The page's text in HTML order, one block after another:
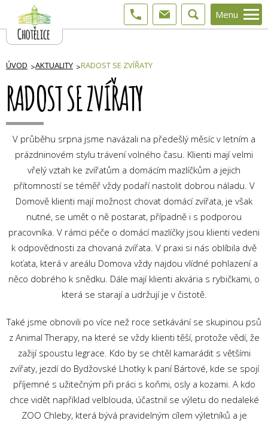
Menu
ÚVOD AKTUALITY RADOST SE ZVÍŘATY
RADOST SE ZVÍŘATY
V průběhu srpna jsme navázali na předešlý měsíc v letním a
prázdninovém stylu trávení volného času. Klienti mají velmi
vřelý vztah ke zvířatům a domácím mazlíčkům a jejich
přítomností se téměř vždy podaří nastolit dobrou náladu. V
Domově klienti mají možnost chovat domácí zvířata, je však
nutné, se umět o ně postarat, případně i s podporou
pracovníka. V rámci péče o domácí mazlíčky jsou klienti vedeni
k odpovědnosti za chovaná zvířata. V praxi si nás oblíbila dvě
koťata, která v areálu Domova vždy najdou vlídné pohlazení a
něco dobrého k snědku. Dále mají klienti akvária s rybičkami, o
která se starají a udržují je v čistotě.
Také jsme obnovili po více než roce setkávání se skupinou psů
z Animal Therapy, na které se vždy klienti těší, protože vědí, že
zažijí spoustu legrace. Kdo by se chtěl kamarádit s většími
zvířaty, jezdí do Bydžovské Lhotky k paní Bártové, kde se spojí
příjemné s užitečným při práci s koňmi, osly a kozami. A kdo
chce vidět například velblouda, účastnil se výletu do nedaleké
ZOO Chleby, která bývá pravidelným cílem výletníků a je